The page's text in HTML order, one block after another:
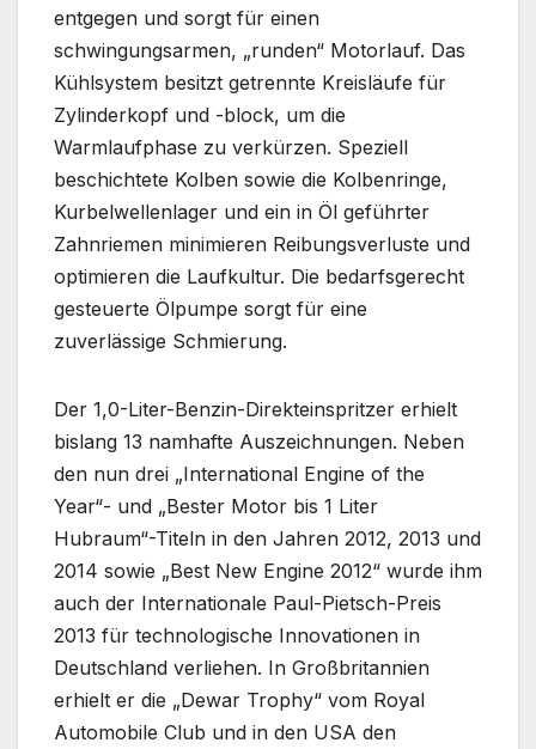
entgegen und sorgt für einen
schwingungsarmen, „runden“ Motorlauf. Das
Kühlsystem besitzt getrennte Kreisläufe für
Zylinderkopf und -block, um die
Warmlaufphase zu verkürzen. Speziell
beschichtete Kolben sowie die Kolbenringe,
Kurbelwellenlager und ein in Öl geführter
Zahnriemen minimieren Reibungsverluste und
optimieren die Laufkultur. Die bedarfsgerecht
gesteuerte Ölpumpe sorgt für eine
zuverlässige Schmierung.
Der 1,0-Liter-Benzin-Direkteinspritzer erhielt
bislang 13 namhafte Auszeichnungen. Neben
den nun drei „International Engine of the
Year“- und „Bester Motor bis 1 Liter
Hubraum“-Titeln in den Jahren 2012, 2013 und
2014 sowie „Best New Engine 2012“ wurde ihm
auch der Internationale Paul-Pietsch-Preis
2013 für technologische Innovationen in
Deutschland verliehen. In Großbritannien
erhielt er die „Dewar Trophy“ vom Royal
Automobile Club und in den USA den